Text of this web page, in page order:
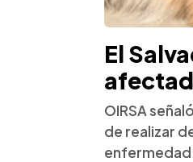
El
OIRSA
de realizar